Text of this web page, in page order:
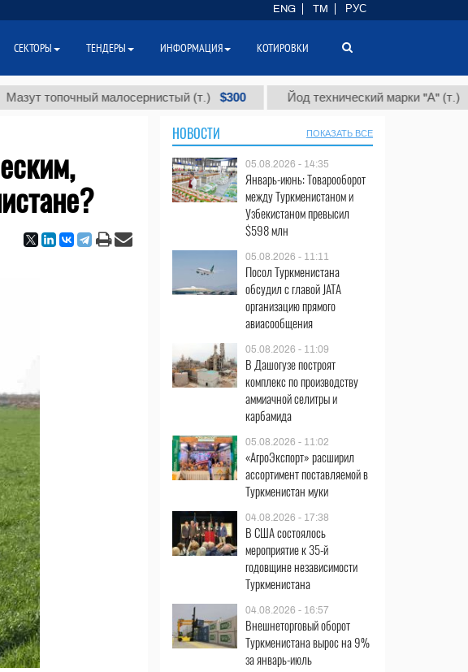
малосернистый (т.) $300 Йод технический марки "А" (т.) $86 000
НОВОСТИ ПОКАЗАТЬ ВСЕ
05.08.2026 - 14:35
Январь-июнь: Товарооборот
между Туркменистаном и
Узбекистаном превысил
$598 млн
05.08.2026 - 11:11
Посол Туркменистана
обсудил с главой JATA
организацию прямого
авиасообщения
05.08.2026 - 11:09
В Дашогузе построят
комплекс по производству
аммиачной селитры и
карбамида
05.08.2026 - 11:02
«АгроЭкспорт» расширил
ассортимент поставляемой в
Туркменистан муки
04.08.2026 - 17:38
В США состоялось
мероприятие к 35-й
годовщине независимости
Туркменистана
04.08.2026 - 16:57
Внешнеторговый оборот
Туркменистана вырос на 9%
за январь-июль
ENG TM РУС
СЕКТОРЫ ТЕНДЕРЫ ИНФОРМАЦИЯ КОТИРОВКИ